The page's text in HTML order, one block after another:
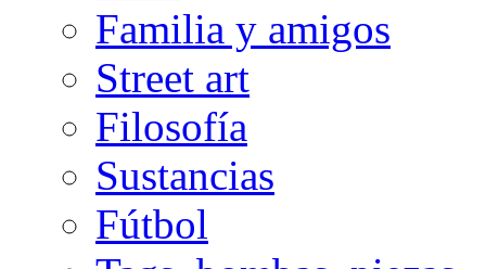
Familia y amigos
Street art
Filosofía
Sustancias
Fútbol